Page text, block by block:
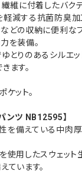
維に付着したバク
減する抗菌防臭加
どの収納に便利な
を装備。
とりのあるシルエ
ます。
ケット。
ンツ NB12595】
を備えている中肉厚
使用したスウェッ
ています。